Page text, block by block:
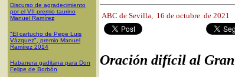
Discurso de agradecimiento
por el VII premio taurino
Manuel Ramírez
"El cartucho de Pepe Luis
Vázquez", premio Manuel
Ramírez 2014
Habanera gaditana para Don
Felipe de Borbón
ABC de Sevilla, 16 de octubre de 2021
Oración difícil al